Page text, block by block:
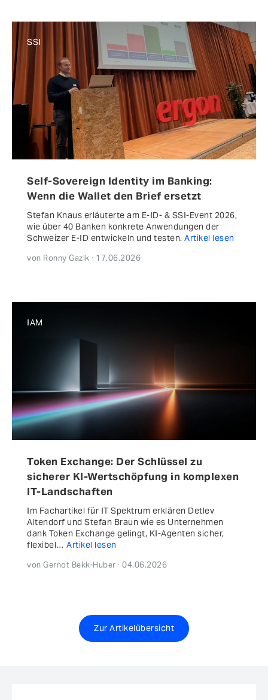
SSI
Self-Sovereign Identity im Banking:
Wenn die Wallet den Brief ersetzt
Stefan Knaus erläuterte am E-ID- & SSI-Event 2026,
wie über 40 Banken konkrete Anwendungen der
Schweizer E-ID entwickeln und testen. Artikel lesen
von Ronny Gazik · 17.06.2026
IAM
Token Exchange: Der Schlüssel zu
sicherer KI-Wertschöpfung in komplexen
IT-Landschaften
Im Fachartikel für IT Spektrum erklären Detlev
Altendorf und Stefan Braun wie es Unternehmen
dank Token Exchange gelingt, KI-Agenten sicher,
flexibel… Artikel lesen
von Gernot Bekk-Huber · 04.06.2026
Zur Artikelübersicht